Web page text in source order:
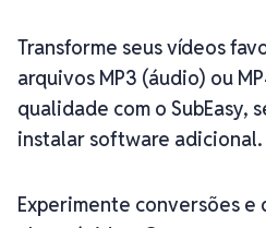
Transforme seus vídeos
arquivos MP3 (áudio) ou
qualidade com o SubEasy,
instalar software adicional.
Experimente conversões e